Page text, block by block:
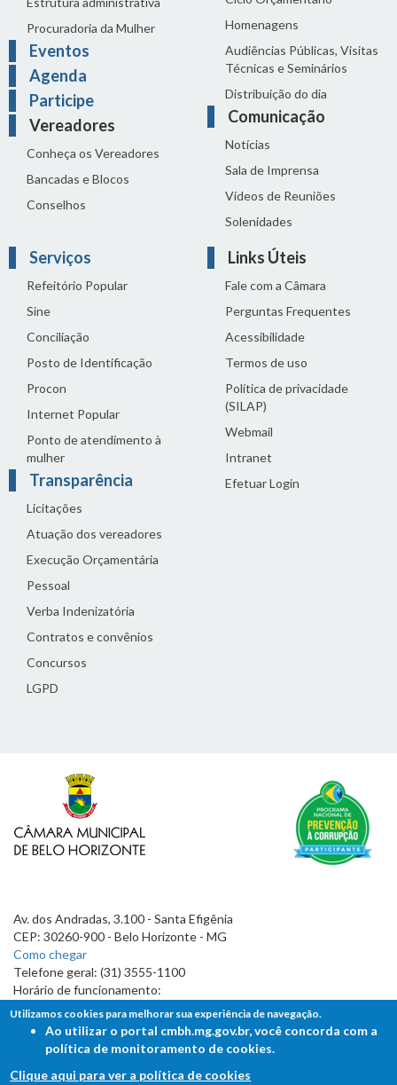
Procuradoria da Mulher
Eventos
Agenda
Participe
Vereadores
Conheça os Vereadores
Bancadas e Blocos
Conselhos
Homenagens
Audiências Públicas, Visitas
Técnicas e Seminários
Distribuição do dia
Comunicação
Notícias
Sala de Imprensa
Vídeos de Reuniões
Solenidades
Serviços
Refeitório Popular
Sine
Conciliação
Posto de Identificação
Procon
Internet Popular
Ponto de atendimento à
mulher
Transparência
Licitações
Atuação dos vereadores
Execução Orçamentária
Pessoal
Verba Indenizatória
Contratos e convênios
Concursos
LGPD
Links Úteis
Fale com a Câmara
Perguntas Frequentes
Acessibilidade
Termos de uso
Política de privacidade
(SILAP)
Webmail
Intranet
Efetuar Login
Av. dos Andradas, 3.100 - Santa Efigênia
CEP: 30260-900 - Belo Horizonte - MG
Como chegar
Telefone geral: (31) 3555-1100
Horário de funcionamento:
7h às 19h
Utilizamos cookies para melhorar sua experiência de navegação.
Ao utilizar o portal cmbh.mg.gov.br, você concorda com a
política de monitoramento de cookies.
Clique aqui para ver a política de cookies